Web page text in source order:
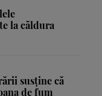
la căldura
susține că
de fum